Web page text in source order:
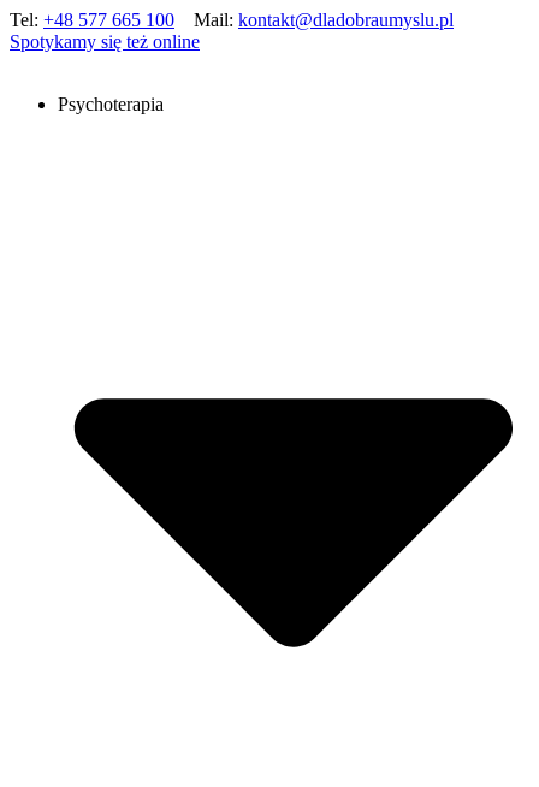
Tel: +48 577 665 100 Mail: kontakt@dladobraumyslu.pl
Spotykamy się też online
Psychoterapia